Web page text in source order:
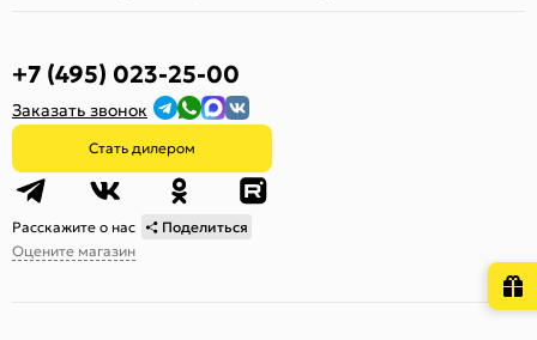
+7 (495) 023-25-00
Заказать звонок
Стать дилером
Расскажите о нас
Поделиться
Оцените магазин